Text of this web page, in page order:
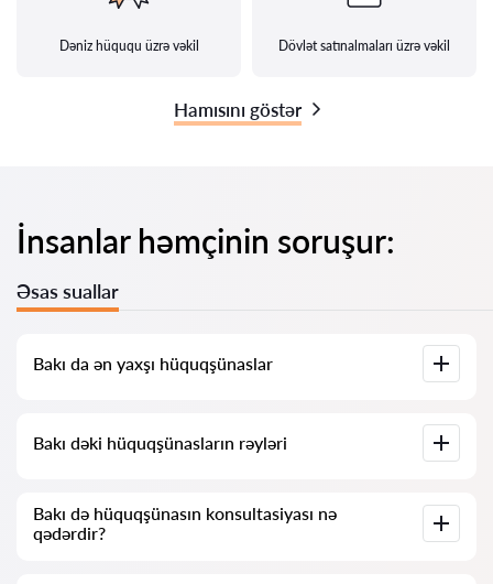
Dəniz hüququ üzrə vəkil Dövlət satınalmaları üzrə vəkil
Hamısını göstər
İnsanlar həmçinin soruşur:
Əsas suallar
Bakı da ən yaxşı hüquqşünaslar
siyahısı toplanıb. Qiymətlər, rəylər, telefon nömrəsi və ünvan.
Bakı dəki hüquqşünasların rəyləri
toplanıb, biz mənfi rəyləri silmirik və onların şişirdilməsi
imkanı yoxdur.
Bakı də hüquqşünasın konsultasiyası nə
qədərdir?